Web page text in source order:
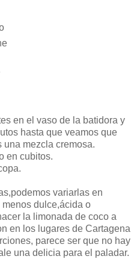
en el vaso de la batidora y
hasta que veamos que
una mezcla cremosa.
en cubitos.
variarlas en
dulce,ácida o
la limonada de coco a
en los lugares de Cartagena
parece ser que no hay
una delicia para el paladar.